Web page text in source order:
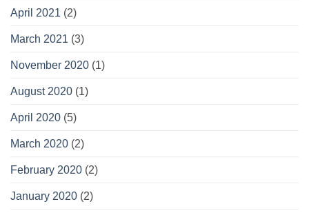
April 2021 (2)
March 2021 (3)
November 2020 (1)
August 2020 (1)
April 2020 (5)
March 2020 (2)
February 2020 (2)
January 2020 (2)